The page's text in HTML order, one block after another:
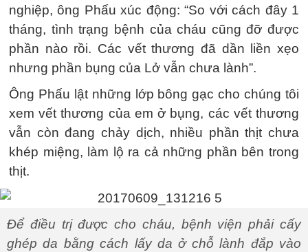
nghiệp, ông Phấu xúc động: “So với cách đây 1
tháng, tình trạng bệnh của cháu cũng đỡ được
phần nào rồi. Các vết thương đã dần liền xẹo
nhưng phần bụng của Lở vẫn chưa lành”.
Ông Phấu lật những lớp bông gạc cho chúng tôi
xem vết thương của em ở bụng, các vết thương
vẫn còn đang chảy dịch, nhiều phần thịt chưa
khép miệng, làm lộ ra cả những phần bên trong
thịt.
Để điều trị được cho cháu, bệnh viện phải cấy
ghép da bằng cách lấy da ở chỗ lành đắp vào